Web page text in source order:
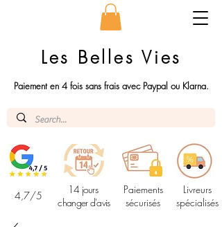
Les Belles Vies
Paiement en 4 fois sans frais avec Paypal ou Klarna.
4,7/5
14 jours
changer d'avis
Paiements
sécurisés
Livreurs
spécialisés